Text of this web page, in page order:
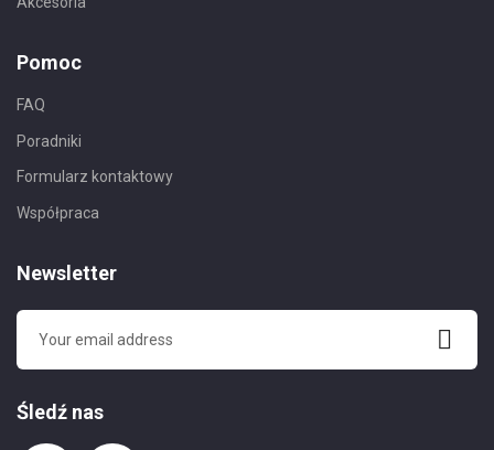
Pomoc
FAQ
Poradniki
Formularz kontaktowy
Współpraca
Newsletter
Śledź nas